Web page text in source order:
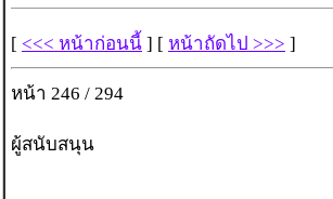
[ <<< หน้าก่อนนี้ ] [ หน้าถัดไป >>> ]
หน้า 246 / 294
ผู้สนับสนุน